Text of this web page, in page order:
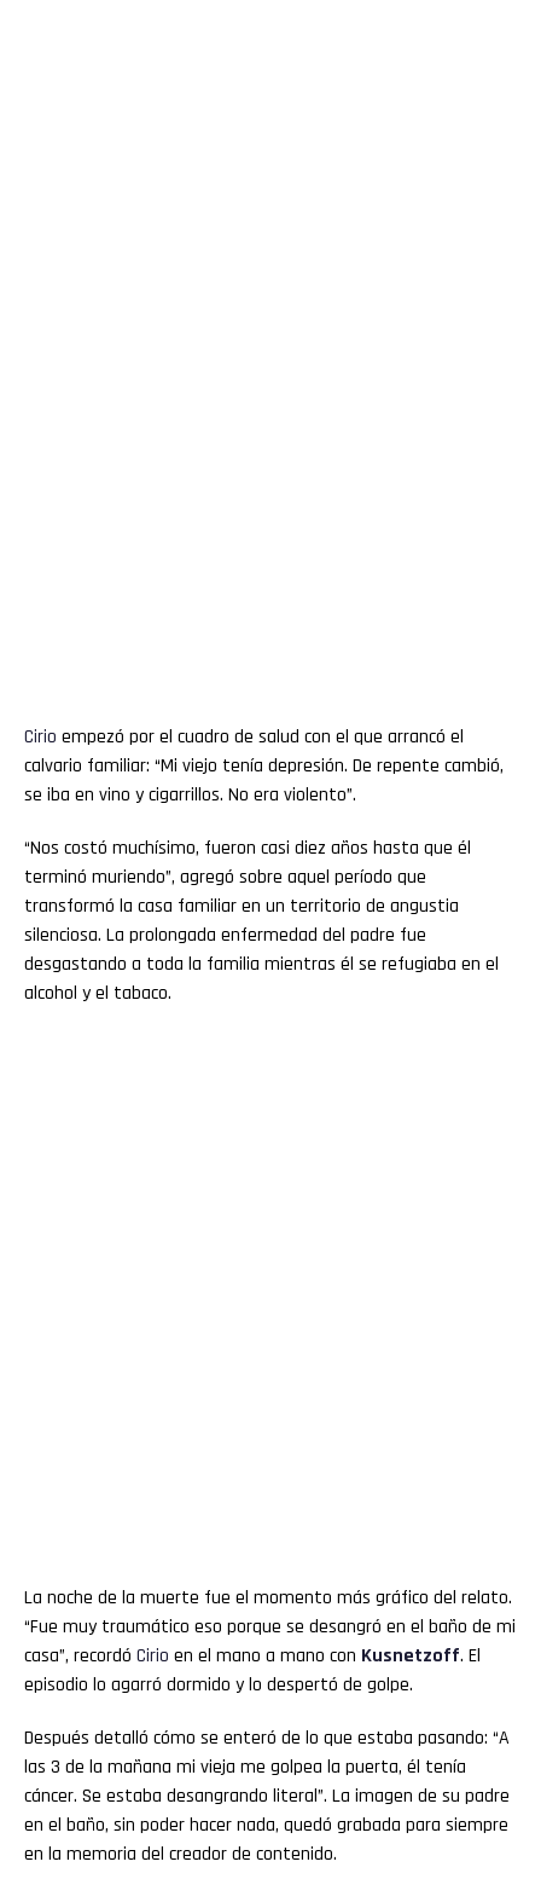
Cirio empezó por el cuadro de salud con el que arrancó el
calvario familiar: “Mi viejo tenía depresión. De repente cambió,
se iba en vino y cigarrillos. No era violento”.
“Nos costó muchísimo, fueron casi diez años hasta que él
terminó muriendo”, agregó sobre aquel período que
transformó la casa familiar en un territorio de angustia
silenciosa. La prolongada enfermedad del padre fue
desgastando a toda la familia mientras él se refugiaba en el
alcohol y el tabaco.
La noche de la muerte fue el momento más gráfico del relato.
“Fue muy traumático eso porque se desangró en el baño de mi
casa”, recordó Cirio en el mano a mano con Kusnetzoff. El
episodio lo agarró dormido y lo despertó de golpe.
Después detalló cómo se enteró de lo que estaba pasando: “A
las 3 de la mañana mi vieja me golpea la puerta, él tenía
cáncer. Se estaba desangrando literal”. La imagen de su padre
en el baño, sin poder hacer nada, quedó grabada para siempre
en la memoria del creador de contenido.